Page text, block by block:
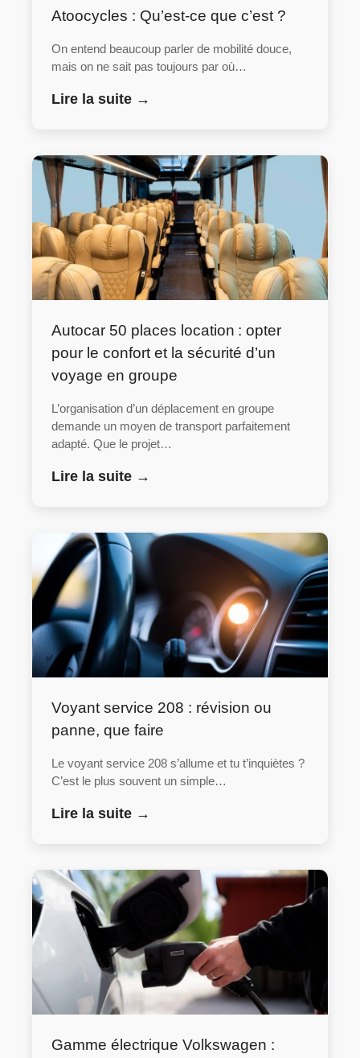
Atoocycles : Qu’est-ce que c’est ?
On entend beaucoup parler de mobilité douce,
mais on ne sait pas toujours par où…
Lire la suite →
Autocar 50 places location : opter
pour le confort et la sécurité d’un
voyage en groupe
L’organisation d’un déplacement en groupe
demande un moyen de transport parfaitement
adapté. Que le projet…
Lire la suite →
Voyant service 208 : révision ou
panne, que faire
Le voyant service 208 s’allume et tu t’inquiètes ?
C’est le plus souvent un simple…
Lire la suite →
Gamme électrique Volkswagen :